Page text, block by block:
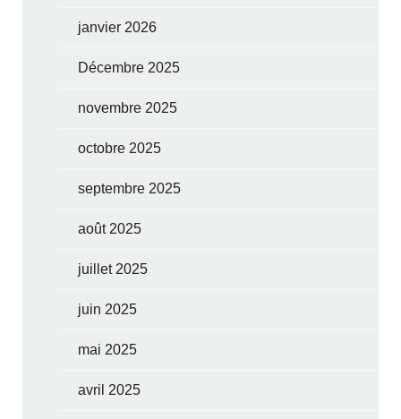
janvier 2026
Décembre 2025
novembre 2025
octobre 2025
septembre 2025
août 2025
juillet 2025
juin 2025
mai 2025
avril 2025